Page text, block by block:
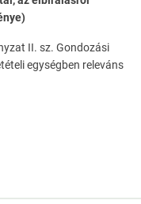
II. sz. Gondozási
egységben releváns